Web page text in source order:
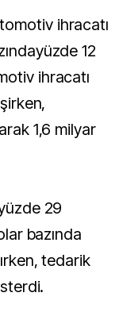
ihracatı
12
ihracatı
1,6 milyar
29
bazında
tedarik